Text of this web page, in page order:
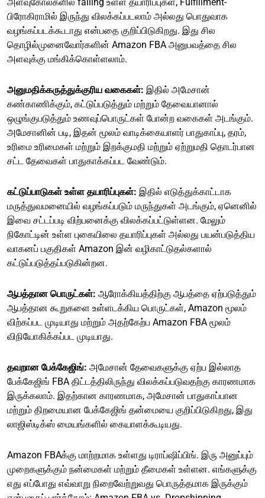
பிரோகிராமில் இருந்து விலக்கப்படலாம் அல்லது பொதுவாக
வழங்கப்படக்கூடாது என்பதை குறிப்பிடுகிறது. இது சில
தொழில்முனைவோர்களின் Amazon FBA அனுபவத்தை சில
அளவுக்கு மங்கிக்கொள்ளலாம்.
அனுமதிக்கருத்துக்குரிய வகைகள்: இதில் அமேசான்
கண்காணிக்கும், கட்டுப்படுத்தும் மற்றும் தேவையானால்
ஒழுங்குபடுத்தும் உணவுப்பொருட்கள் போன்ற வகைகள் அடங்கும்.
அமேசானின் படி, இதன் மூலம் வாடிக்கையாளர் பாதுகாப்பு, தரம்,
உரிமை உரிமைகள் மற்றும் இறக்குமதி மற்றும் ஏற்றுமதி தொடர்பான
சட்ட தேவைகள் பாதுகாக்கப்பட வேண்டும்.
கட்டுப்பாடுகள் உள்ள தயாரிப்புகள்: இதில் எடுத்துக்காட்டாக
மருத்துவமனையில் வழங்கப்படும் மருந்துகள் அடங்கும், ஏனெனில்
இவை சட்டப்படி விற்பனைக்கு விலக்கப்பட்டுள்ளன. மேலும்
நிகோட்டின் உள்ள புகையிலை தயாரிப்புகள் அல்லது பயன்படுத்திய
வாகனப் பகுதிகள் Amazon இன் வழிகாட்டுதல்களால்
கட்டுப்படுத்தப்படுகின்றன.
ஆபத்தான பொருட்கள்: ஆரோக்கியத்திற்கு ஆபத்தை ஏற்படுத்தும்
ஆபத்தான கூறுகளை உள்ளடக்கிய பொருட்கள், Amazon மூலம்
விற்கப்பட முடியாது மற்றும் அதற்கேற்ப Amazon FBA மூலம்
விநியோகிக்கப்பட முடியாது.
தவறான பேக்கேஜிங்: அமேசான் தேவைகளுக்கு ஏற்ப இல்லாத
பேக்கேஜிங் FBA திட்டத்திலிருந்து விலக்கப்படுவதற்கு காரணமாக
இருக்கலாம். இதற்கான காரணமாக, அமேசான் பாதுகாப்பான
மற்றும் திறமையான பேக்கேஜிங் தன்மையை குறிப்பிடுகிறது, இது
லாஜிஸ்டிக்ஸ் மையங்களில் கையாளக்கூடியது.
Amazon FBAக்கு மாற்றமாக உள்ளது டிராப்ஷிப்பிங். இரு அனுப்பும்
முறைகளுக்கும் நன்மைகள் மற்றும் தீமைகள் உள்ளன. எங்களுக்கு
எது எப்போது எவ்வாறு நிறைவேற்றுவது பொருத்தமாக இருக்கும்